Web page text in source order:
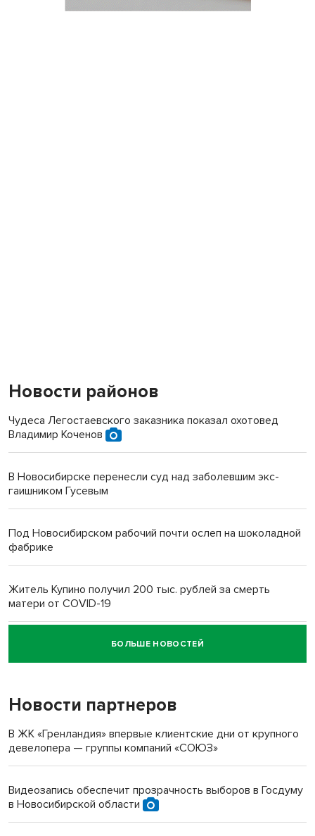
Новости районов
Чудеса Легостаевского заказника показал охотовед
Владимир Коченов
В Новосибирске перенесли суд над заболевшим экс-
гаишником Гусевым
Под Новосибирском рабочий почти ослеп на шоколадной
фабрике
Житель Купино получил 200 тыс. рублей за смерть
матери от COVID-19
Новосибирский суд наказал водителя за смерть
пенсионерки на вокзале
БОЛЬШЕ НОВОСТЕЙ
Новости партнеров
В ЖК «Гренландия» впервые клиентские дни от крупного
девелопера — группы компаний «СОЮЗ»
Видеозапись обеспечит прозрачность выборов в Госдуму
в Новосибирской области